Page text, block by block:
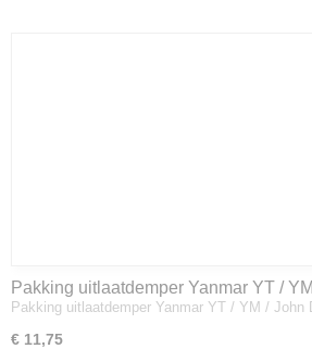
Pakking uitlaatdemper Yanmar YT /
128300-13230
Pakking uitlaatdemper Yanmar YT / YM / John
€ 11,75